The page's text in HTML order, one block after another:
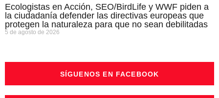
Ecologistas en Acción, SEO/BirdLife y WWF piden a
la ciudadanía defender las directivas europeas que
protegen la naturaleza para que no sean debilitadas
5 de agosto de 2026
SÍGUENOS EN FACEBOOK